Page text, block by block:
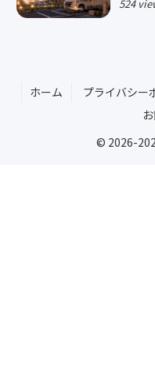
524
ホーム プライバシー
© 2026-